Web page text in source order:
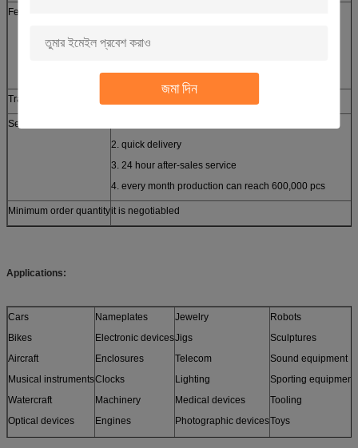
জমা দিন
Features
4. high quality competitive price
Trade term
Service
2. quick delivery
3. 24 hour after-sales service
4. every month production can reach 600,000 pcs
Minimum order quantityit is negotiabled
Applications:
Cars
Bikes
Aircraft
Musical instruments
Watercraft
Optical devices
Sensors
Nameplates
Electronic devices
Enclosures
Clocks
Machinery
Engines
Furniture
Jewelry
Jigs
Telecom
Lighting
Medical devices
Photographic devices
Robots
Sculptures
Sound equipment
Sporting equipment
Tooling
Toys
and more